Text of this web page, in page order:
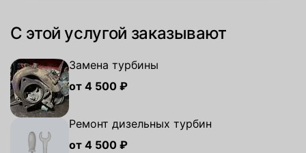
С этой услугой заказывают
Замена турбины
от 4 500 ₽
Ремонт дизельных турбин
от 4 500 ₽